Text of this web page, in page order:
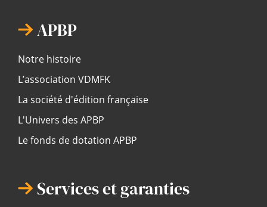
APBP
Notre histoire
L’association VDMFK
La société d'édition française
L'Univers des APBP
Le fonds de dotation APBP
Services et garanties